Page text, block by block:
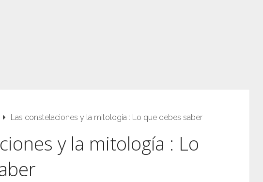
Las constelaciones y la mitología : Lo que debes saber
y la mitología : Lo